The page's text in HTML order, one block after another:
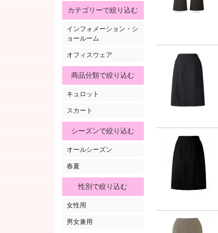
カテゴリーで絞り込む
インフォメーション・シ
ョールーム
オフィスウェア
商品分類で絞り込む
キュロット
スカート
シーズンで絞り込む
オールシーズン
春夏
性別で絞り込む
女性用
男女兼用